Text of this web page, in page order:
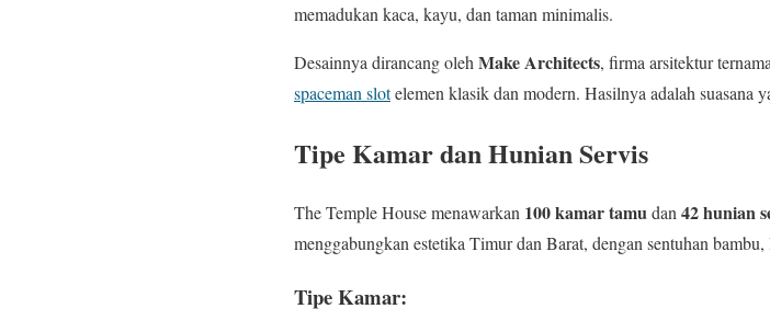
memadukan kaca, kayu, dan taman minimalis.
Desainnya dirancang oleh Make Architects, firma arsitektur
spaceman slotelemen klasik dan modern. Hasilnya adalah suasana
Tipe Kamar dan Hunian Servis
The Temple House menawarkan 100 kamar tamudan42 hunian
menggabungkan estetika Timur dan Barat, dengan sentuhan
Tipe Kamar: